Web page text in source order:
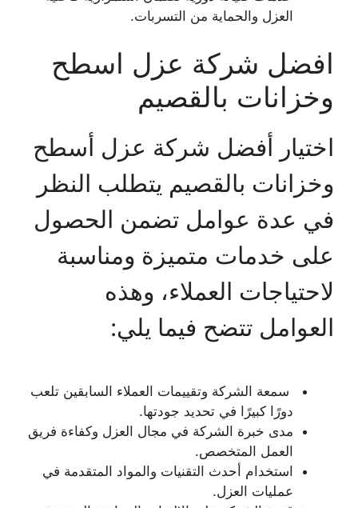
العزل والحماية من التسربات.
افضل شركة عزل اسطح
وخزانات بالقصيم
اختيار أفضل شركة عزل أسطح
وخزانات بالقصيم يتطلب النظر
في عدة عوامل تضمن الحصول
على خدمات متميزة ومناسبة
لاحتياجات العملاء، وهذه
العوامل تتضح فيما يلي:
سمعة الشركة وتقييمات العملاء السابقين تلعب
دورًا كبيرًا في تحديد جودتها.
مدى خبرة الشركة في مجال العزل وكفاءة فريق
العمل المتخصص.
استخدام أحدث التقنيات والمواد المتقدمة في
عمليات العزل.